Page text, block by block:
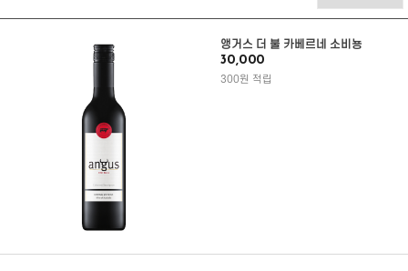
앵거스 더 불 카베르네 소비뇽
30,000
300원 적립